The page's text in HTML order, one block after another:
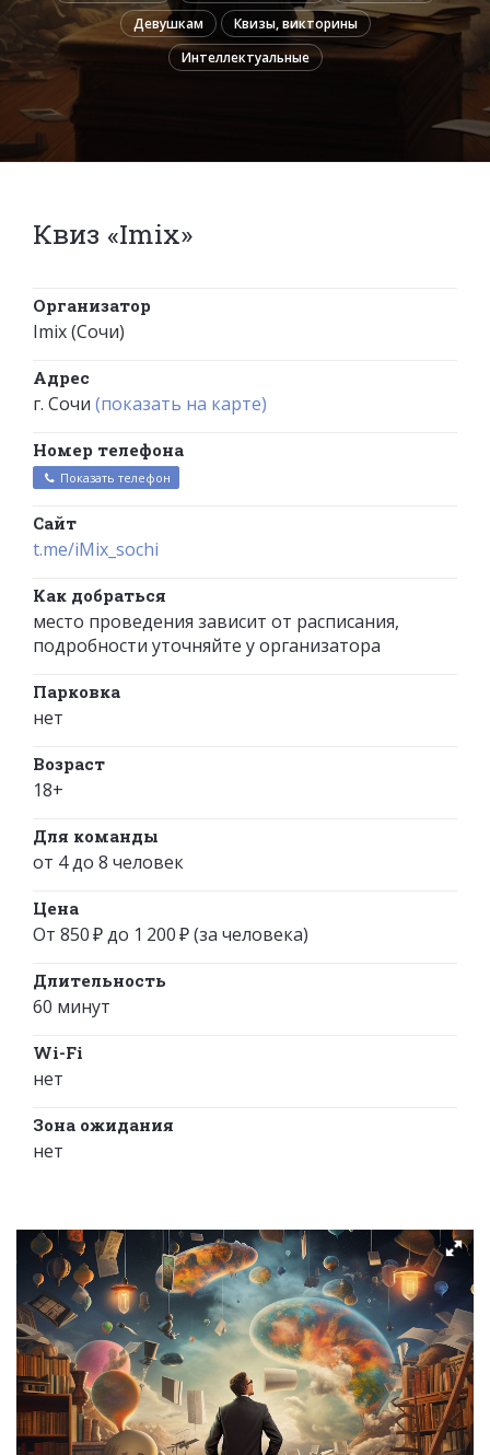
Девушкам
Квизы, викторины
Интеллектуальные
Квиз «Imix»
Организатор
Imix (Сочи)
Адрес
г. Сочи (показать на карте)
Номер телефона
Показать телефон
Сайт
t.me/iMix_sochi
Как добраться
место проведения зависит от расписания,
подробности уточняйте у организатора
Парковка
нет
Возраст
18+
Для команды
от 4 до 8 человек
Цена
От 850 ₽ до 1 200 ₽ (за человека)
Длительность
60 минут
Wi-Fi
нет
Зона ожидания
нет